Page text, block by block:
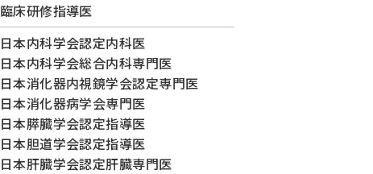
臨床研修指導医
日本内科学会認定内科医
日本内科学会総合内科専門医
日本消化器内視鏡学会認定専門医
日本消化器病学会専門医
日本膵臓学会認定指導医
日本胆道学会認定指導医
日本肝臓学会認定肝臓専門医